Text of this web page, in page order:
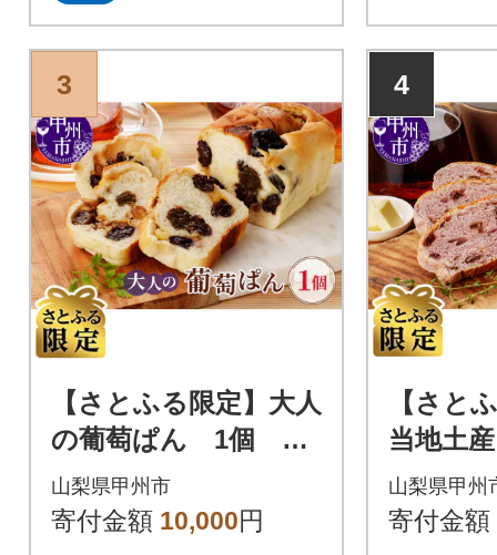
3
【さとふる限定】大人
の葡萄ぱん 1個 贈
答用にもおすすめ♪
山梨県甲州市
寄付金額 10,000円
4
【さと
当地土
ぶどう
答用に
山梨県甲州
寄付金額